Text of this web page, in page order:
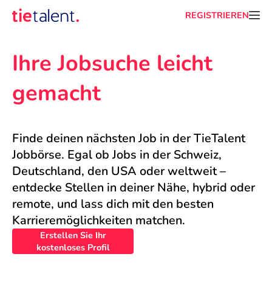
REGISTRIEREN
Ihre Jobsuche leicht
gemacht
Finde deinen nächsten Job in der TieTalent
Jobbörse. Egal ob Jobs in der Schweiz,
Deutschland, den USA oder weltweit –
entdecke Stellen in deiner Nähe, hybrid oder
remote, und lass dich mit den besten
Karrieremöglichkeiten matchen.
Erstellen Sie Ihr
kostenloses Profil